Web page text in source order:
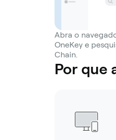
Abra o
OneKey e
Chain.
Por que